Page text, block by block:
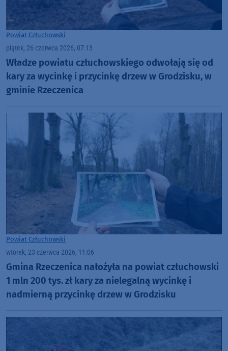
Powiat Człuchowski
piątek, 26 czerwca 2026, 07:13
Władze powiatu człuchowskiego odwołają się od
kary za wycinkę i przycinkę drzew w Grodzisku, w
gminie Rzeczenica
Powiat Człuchowski
wtorek, 23 czerwca 2026, 11:06
Gmina Rzeczenica nałożyła na powiat człuchowski
1 mln 200 tys. zł kary za nielegalną wycinkę i
nadmierną przycinkę drzew w Grodzisku